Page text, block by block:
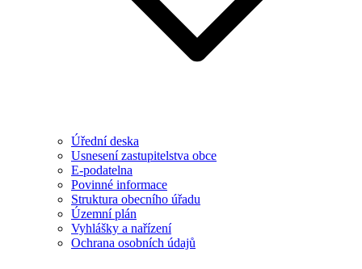
Úřední deska
Usnesení zastupitelstva obce
E-podatelna
Povinné informace
Struktura obecního úřadu
Územní plán
Vyhlášky a nařízení
Ochrana osobních údajů